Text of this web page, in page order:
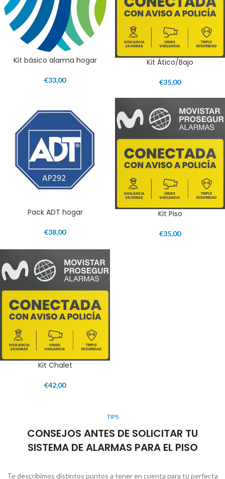
Kit básico alarma hogar
€33,00
Kit Ático/Bajo
€35,00
Pack ADT hogar
€38,00
Kit Piso
€35,00
Kit Chalet
€42,00
TIPS
CONSEJOS ANTES DE SOLICITAR TU
SISTEMA DE ALARMAS PARA EL PISO
Te describimos distintos puntos a tener en cuenta para tu perfecta